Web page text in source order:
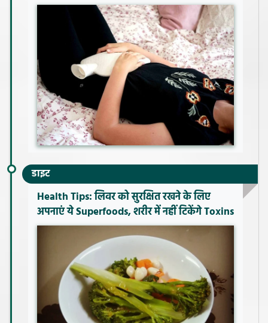
डाइट
Health Tips: लिवर को सुरक्षित रखने के लिए
अपनाएं ये Superfoods, शरीर में नहीं टिकेंगे Toxins